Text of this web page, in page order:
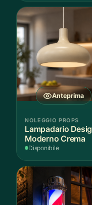
Anteprima
NOLEGGIO PROPS
Lampadario
Moderno Crema
Disponibile